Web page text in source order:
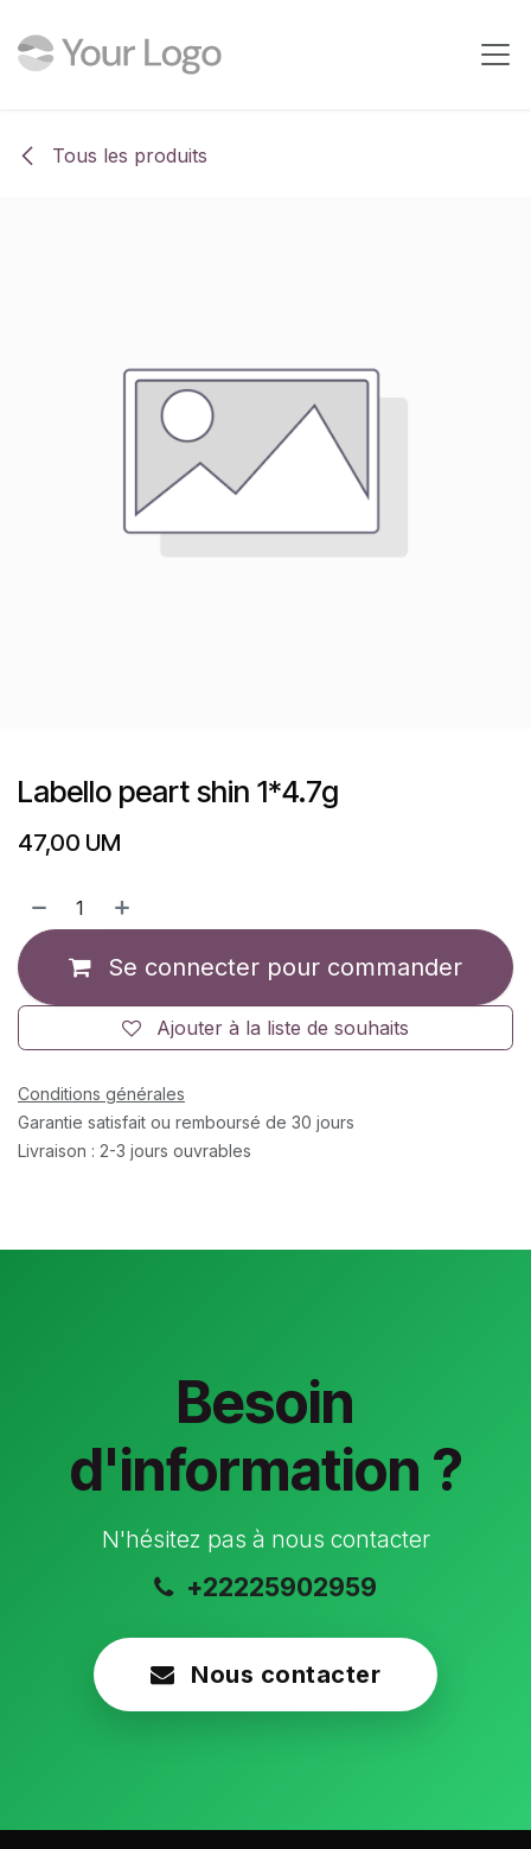
Tous les produits
Labello peart shin 1*4.7g
47,00 UM
Se connecter pour commander
Ajouter à la liste de souhaits
Conditions générales
Garantie satisfait ou remboursé de 30 jours
Livraison : 2-3 jours ouvrables
Besoin
d'information ?
N'hésitez pas à nous contacter
+22225902959
Nous contacter